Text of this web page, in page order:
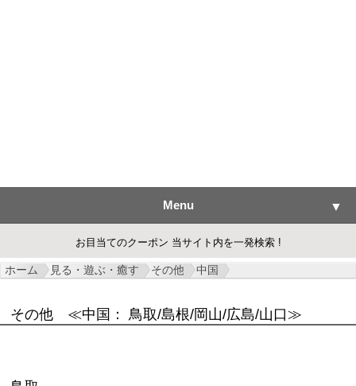
Menu ▼
▼
お目当てのクーポン 当サイト内を一発検索 !
ホーム 見る・遊ぶ・癒す その他 中国
その他 ≪中国： 鳥取/島根/岡山/広島/山口≫